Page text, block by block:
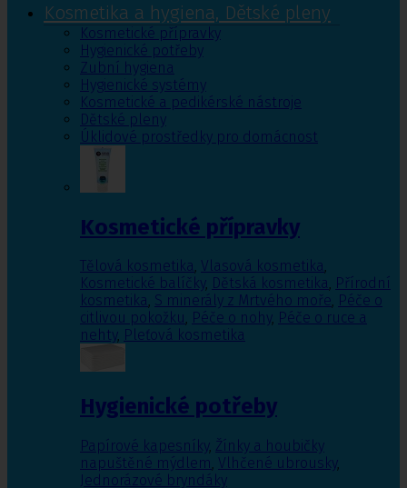
Kosmetika a hygiena, Dětské pleny
Kosmetické přípravky
Hygienické potřeby
Zubní hygiena
Hygienické systémy
Kosmetické a pedikérské nástroje
Dětské pleny
Úklidové prostředky pro domácnost
Kosmetické přípravky
Tělová kosmetika, Vlasová kosmetika,
Kosmetické balíčky, Dětská kosmetika, Přírodní
kosmetika, S minerály z Mrtvého moře, Péče o
citlivou pokožku, Péče o nohy, Péče o ruce a
nehty, Pleťová kosmetika
Hygienické potřeby
Papírové kapesníky, Žínky a houbičky
napuštěné mýdlem, Vlhčené ubrousky,
Jednorázové bryndáky